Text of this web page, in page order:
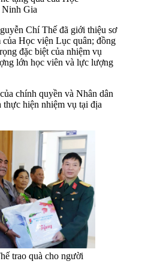
Gia
Chí Thế đã giới thiệu sơ
Học viện Lục quân; đồng
đặc biệt của nhiệm vụ
lớn học viên và lực lượng
chính quyền và Nhân dân
hiện nhiệm vụ tại địa
trao quà cho người